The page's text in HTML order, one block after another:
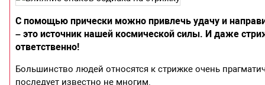
С помощью прически можно привлечь удачу и
– это источник нашей космической силы. И даже
ответственно!
Большинство людей относятся к стрижке очень
последует известно не многим.